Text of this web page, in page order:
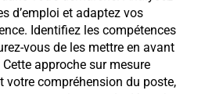
d’emploi et adaptez vos
Identifiez les compétences
vous de les mettre en avant
approche sur mesure
votre compréhension du poste,